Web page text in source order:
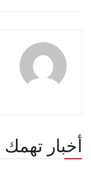
أخبار تهمك